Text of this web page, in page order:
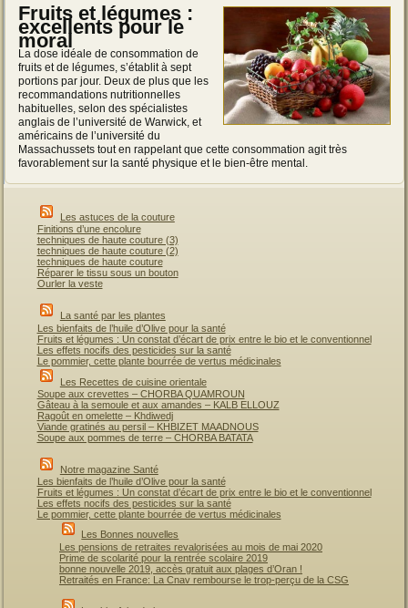
Fruits et légumes :
excellents pour le
moral
La dose idéale de consommation de
fruits et de légumes, s’établit à sept
portions par jour. Deux de plus que les
recommandations nutritionnelles
habituelles, selon des spécialistes
anglais de l’université de Warwick, et
américains de l’université du
Massachussets tout en rappelant que cette consommation agit très
favorablement sur la santé physique et le bien-être mental.
Les astuces de la couture
Finitions d’une encolure
techniques de haute couture (3)
techniques de haute couture (2)
techniques de haute couture
Réparer le tissu sous un bouton
Ourler la veste
La santé par les plantes
Les bienfaits de l’huile d’Olive pour la santé
Fruits et légumes : Un constat d’écart de prix entre le bio et le conventionnel
Les effets nocifs des pesticides sur la santé
Le pommier, cette plante bourrée de vertus médicinales
Les Recettes de cuisine orientale
Soupe aux crevettes – CHORBA QUAMROUN
Gâteau à la semoule et aux amandes – KALB ELLOUZ
Ragoût en omelette – Khdiwedj
Viande gratinés au persil – KHBIZET MAADNOUS
Soupe aux pommes de terre – CHORBA BATATA
Notre magazine Santé
Les bienfaits de l’huile d’Olive pour la santé
Fruits et légumes : Un constat d’écart de prix entre le bio et le conventionnel
Les effets nocifs des pesticides sur la santé
Le pommier, cette plante bourrée de vertus médicinales
Les Bonnes nouvelles
Les pensions de retraites revalorisées au mois de mai 2020
Prime de scolarité pour la rentrée scolaire 2019
bonne nouvelle 2019, accès gratuit aux plages d’Oran !
Retraités en France: La Cnav rembourse le trop-perçu de la CSG